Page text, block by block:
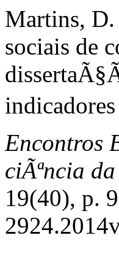
Martins,
sociais de
Encontros
ciÃªncia
19(40), p.